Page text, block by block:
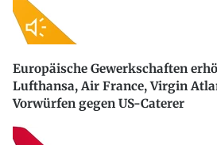
Europäische Gewerkschaften
Lufthansa, Air France, Virgin
Vorwürfen gegen US-Caterer